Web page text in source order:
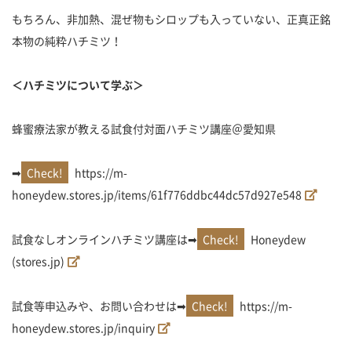
もちろん、非加熱、混ぜ物もシロップも入っていない、正真正銘
本物の純粋ハチミツ！
＜ハチミツについて学ぶ＞
蜂蜜療法家が教える試食付対面ハチミツ講座＠愛知県
➡
https://m-
honeydew.stores.jp/items/61f776ddbc44dc57d927e548
試食なしオンラインハチミツ講座は➡
Honeydew
(stores.jp)
試食等申込みや、お問い合わせは➡
https://m-
honeydew.stores.jp/inquiry